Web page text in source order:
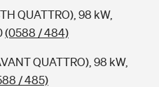
QUATTRO), 98 kW,
(0588 / 484)
QUATTRO), 98 kW,
/ 485)